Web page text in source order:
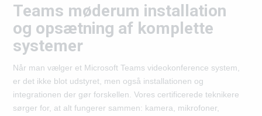
Teams møderum installation
og opsætning af komplette
systemer
Når man vælger et Microsoft Teams videokonference system,
er det ikke blot udstyret, men også installationen og
integrationen der gør forskellen. Vores certificerede teknikere
sørger for, at alt fungerer sammen: kamera, mikrofoner,